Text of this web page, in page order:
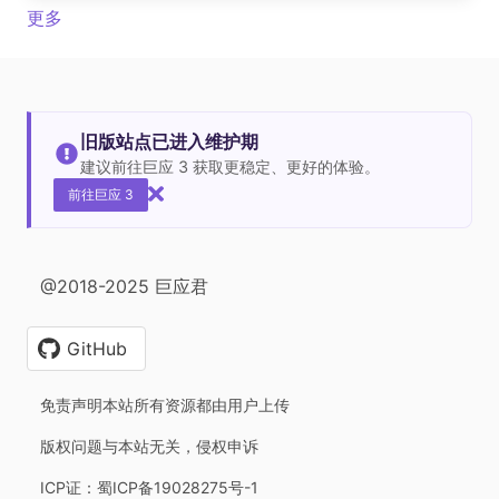
更多
旧版站点已进入维护期
建议前往巨应 3 获取更稳定、更好的体验。
前往巨应 3
@2018-2025 巨应君
GitHub
免责声明本站所有资源都由用户上传
版权问题与本站无关，侵权申诉
ICP证：蜀ICP备19028275号-1